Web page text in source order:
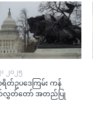
၂၀၂၅
တ်ဥပဒေကြမ်း ကန်
တ်တော် အတည်ပြု